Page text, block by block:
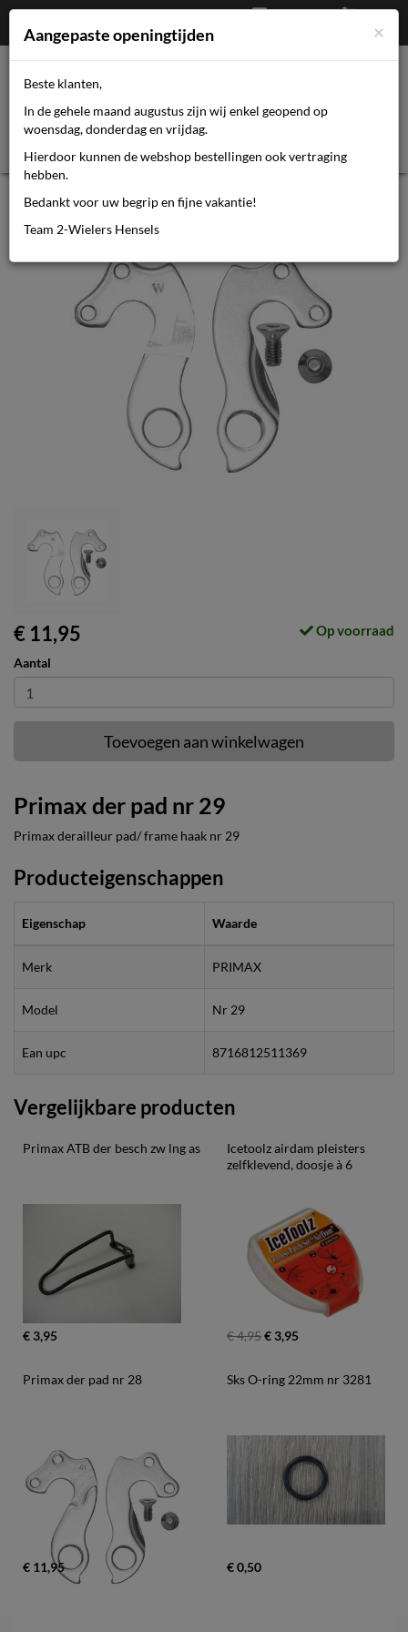
€0,00
Afrekenen
Mijn account
Primax der pad nr 29
€ 11,95 Op voorraad
Aantal
Toevoegen aan winkelwagen
Primax der pad nr 29
Primax derailleur pad/ frame haak nr 29
Producteigenschappen
Eigenschap Waarde
Merk PRIMAX
Model Nr 29
Ean upc 8716812511369
Vergelijkbare producten
Primax ATB der besch zw lng as
€ 3,95
Icetoolz airdam pleisters
zelfklevend, doosje à 6
€ 4,95€ 3,95
Primax der pad nr 28
€ 11,95
Sks O-ring 22mm nr 3281
€ 0,50
×
Aangepaste openingtijden
Beste klanten,
In de gehele maand augustus zijn wij enkel geopend op
woensdag, donderdag en vrijdag.
Hierdoor kunnen de webshop bestellingen ook vertraging
hebben.
Bedankt voor uw begrip en fijne vakantie!
Team 2-Wielers Hensels